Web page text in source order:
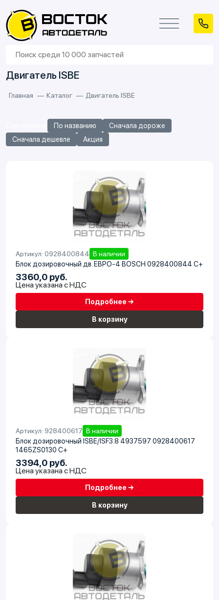
Двигатель ISBE
Главная Каталог Двигатель ISBE
По названию
Сначала дороже
Сначала дешевле
Акция
Артикул: 0928400844 В наличии
Блок дозировочный дв. ЕВРО-4 BOSCH 0928400844 C+
3360,0 руб.
Цена указана с НДС
Подробнее →
В корзину
Артикул: 928400617 В наличии
Блок дозировочный ISBE/ISF3.8 4937597 0928400617
1465ZS0130 C+
3394,0 руб.
Цена указана с НДС
Подробнее →
В корзину